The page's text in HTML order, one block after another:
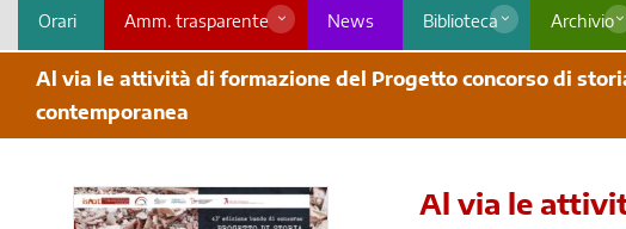
Orari Amm. trasparente News Biblioteca Archivio
Al via le attività di formazione del Progetto concorso di
contemporanea
Al via le